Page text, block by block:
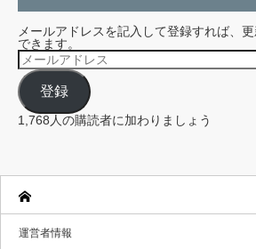
メールアドレスを記入して登録すれば、
できます。
メ
ー
ル
ア
ド
レ
ス
登録
1,768人の購読者に加わりましょう
運営者情報